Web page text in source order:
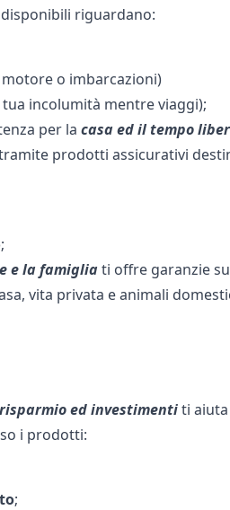
riguardano:
motore o imbarcazioni)
incolumità mentre viaggi);
per la casa ed il tempo
prodotti assicurativi
;
e la famigliati offre garanzie
vita privata e animali
risparmio ed investimentiti
i prodotti:
;